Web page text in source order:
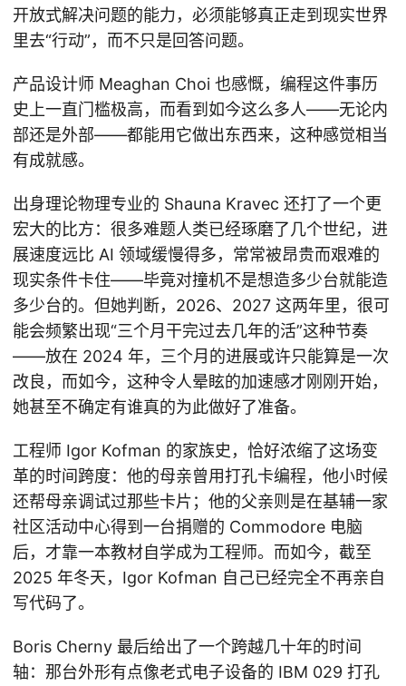
开放式解决问题的能力，必须能够真正走到现实世界
里去“行动”，而不只是回答问题。
产品设计师 Meaghan Choi 也感慨，编程这件事历
史上一直门槛极高，而看到如今这么多人——无论内
部还是外部——都能用它做出东西来，这种感觉相当
有成就感。
出身理论物理专业的 Shauna Kravec 还打了一个更
宏大的比方：很多难题人类已经琢磨了几个世纪，进
展速度远比 AI 领域缓慢得多，常常被昂贵而艰难的
现实条件卡住——毕竟对撞机不是想造多少台就能造
多少台的。但她判断，2026、2027 这两年里，很可
能会频繁出现“三个月干完过去几年的活”这种节奏
——放在 2024 年，三个月的进展或许只能算是一次
改良，而如今，这种令人晕眩的加速感才刚刚开始，
她甚至不确定有谁真的为此做好了准备。
工程师 Igor Kofman 的家族史，恰好浓缩了这场变
革的时间跨度：他的母亲曾用打孔卡编程，他小时候
还帮母亲调试过那些卡片；他的父亲则是在基辅一家
社区活动中心得到一台捐赠的 Commodore 电脑
后，才靠一本教材自学成为工程师。而如今，截至
2025 年冬天，Igor Kofman 自己已经完全不再亲自
写代码了。
Boris Cherny 最后给出了一个跨越几十年的时间
轴：那台外形有点像老式电子设备的 IBM 029 打孔